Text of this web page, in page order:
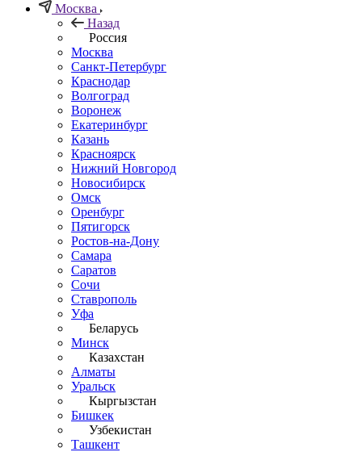
Москва
Назад
Россия
Москва
Санкт-Петербург
Краснодар
Волгоград
Воронеж
Екатеринбург
Казань
Красноярск
Нижний Новгород
Новосибирск
Омск
Оренбург
Пятигорск
Ростов-на-Дону
Самара
Саратов
Сочи
Ставрополь
Уфа
Беларусь
Минск
Казахстан
Алматы
Уральск
Кыргызстан
Бишкек
Узбекистан
Ташкент